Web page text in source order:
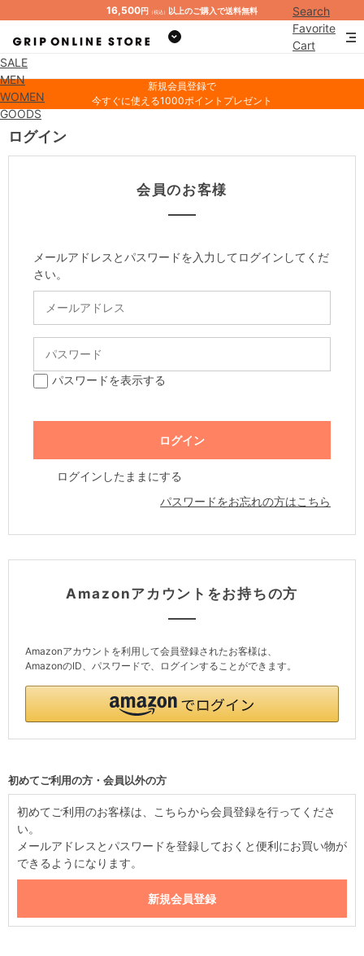
16,500円 （税込） 以上のご購入で送料無料
Search
Favorite
Cart
SALE
MEN
WOMEN
GOODS
新規会員登録で
今すぐに使える1000ポイントプレゼント
ログイン
会員のお客様
メールアドレスとパスワードを入力してログインしてくだ
さい。
パスワードを表示する
ログインしたままにする
パスワードをお忘れの方はこちら
Amazonアカウントをお持ちの方
Amazonアカウントを利用して会員登録されたお客様は、
AmazonのID、パスワードで、ログインすることができます。
初めてご利用の方・会員以外の方
初めてご利用のお客様は、こちらから会員登録を行ってくださ
い。
メールアドレスとパスワードを登録しておくと便利にお買い物が
できるようになります。